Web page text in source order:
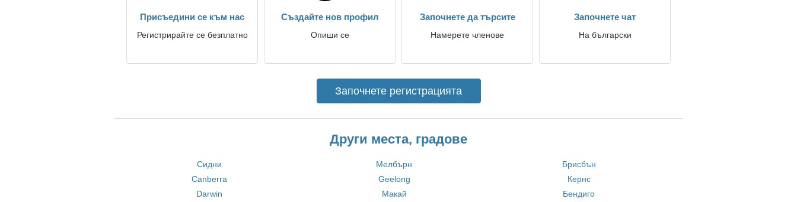
Присъедини се към нас
Регистрирайте се безплатно
Създайте нов профил
Опиши се
Започнете да търсите
Намерете членове
Започнете чат
На български
Започнете регистрацията
Други места, градове
Сидни Мелбърн
Брисбън
Canberra
Geelong
Кернс
Darwin
Макай Бендиго